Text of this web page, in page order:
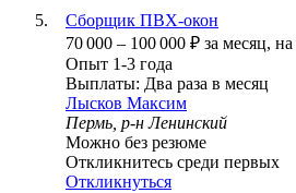
Сборщик ПВХ-окон
70 000 – 100 000 ₽ за месяц, на
Опыт 1-3 года
Выплаты: Два раза в месяц
Лысков Максим
Пермь, р-н Ленинский
Можно без резюме
Откликнитесь среди первых
Откликнуться